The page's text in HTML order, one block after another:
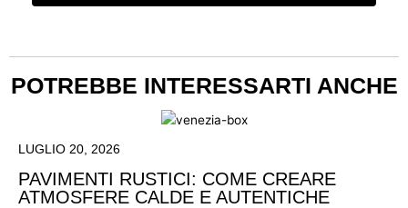
POTREBBE INTERESSARTI ANCHE
LUGLIO 20, 2026
PAVIMENTI RUSTICI: COME CREARE
ATMOSFERE CALDE E AUTENTICHE